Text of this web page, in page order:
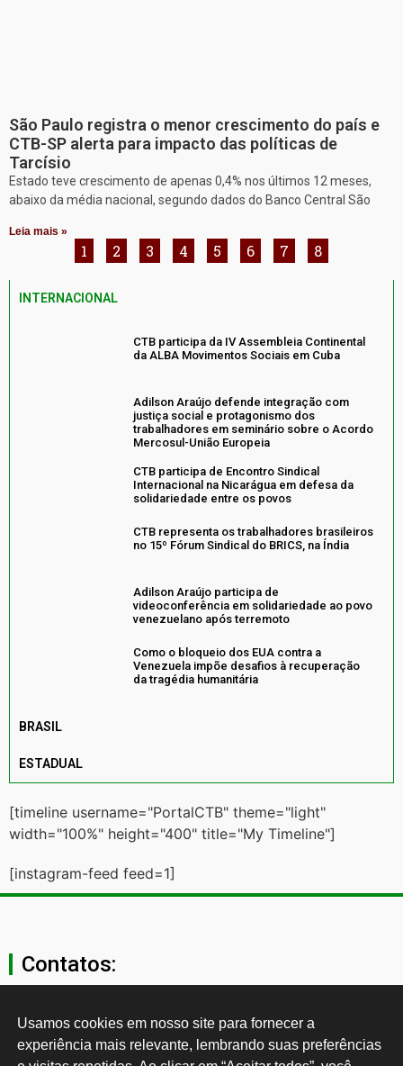
São Paulo registra o menor crescimento do país e
CTB-SP alerta para impacto das políticas de
Tarcísio
Estado teve crescimento de apenas 0,4% nos últimos 12 meses,
abaixo da média nacional, segundo dados do Banco Central São
Leia mais »
1 2 3 4 5 6 7 8
INTERNACIONAL
CTB participa da IV Assembleia Continental
da ALBA Movimentos Sociais em Cuba
Adilson Araújo defende integração com
justiça social e protagonismo dos
trabalhadores em seminário sobre o Acordo
Mercosul-União Europeia
CTB participa de Encontro Sindical
Internacional na Nicarágua em defesa da
solidariedade entre os povos
CTB representa os trabalhadores brasileiros
no 15º Fórum Sindical do BRICS, na Índia
Adilson Araújo participa de
videoconferência em solidariedade ao povo
venezuelano após terremoto
Como o bloqueio dos EUA contra a
Venezuela impõe desafios à recuperação
da tragédia humanitária
BRASIL
ESTADUAL
[timeline username="PortalCTB" theme="light"
width="100%" height="400" title="My Timeline"]
[instagram-feed feed=1]
Contatos:
secgeral@ctb.org.br
11 3874-0040
Usamos cookies em nosso site para fornecer a
experiência mais relevante, lembrando suas preferências